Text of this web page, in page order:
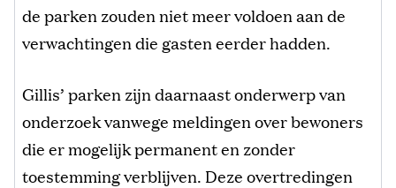
de parken zouden niet meer voldoen aan de
verwachtingen die gasten eerder hadden.
Gillis’ parken zijn daarnaast onderwerp van
onderzoek vanwege meldingen over bewoners
die er mogelijk permanent en zonder
toestemming verblijven. Deze overtredingen